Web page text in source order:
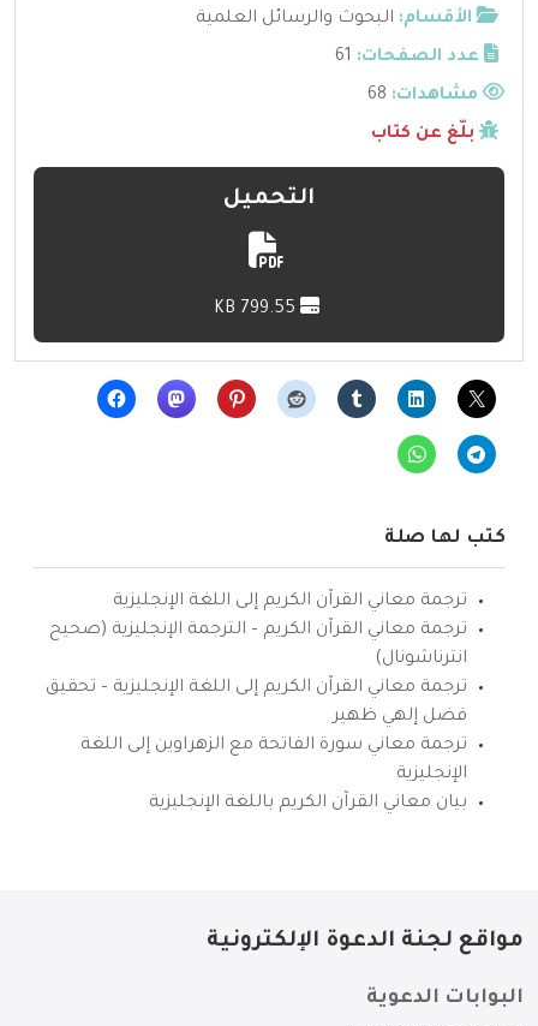
الأقسام: البحوث والرسائل العلمية
عدد الصفحات: 61
مشاهدات:
بلّغ عن كتاب
التحميل
كتب لها صلة
ترجمة معاني القرآن الكريم إلى اللغة الإنجليزية
ترجمة معاني القرآن الكريم – الترجمة الإنجليزية (صحيح
انترناشونال)
ترجمة معاني القرآن الكريم إلى اللغة الإنجليزية – تحقيق
فضل إلهي ظهير
ترجمة معاني سورة الفاتحة مع الزهراوين إلى اللغة
الإنجليزية
بيان معاني القرآن الكريم باللغة الإنجليزية
مواقع لجنة الدعوة الإلكترونية
البوابات الدعوية